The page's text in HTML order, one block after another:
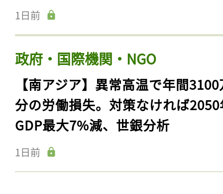
1日前
政府・国際機関・NGO
【南アジア】異常高温で年間
分の労働損失。対策なければ
GDP最大7%減、世銀分析
1日前